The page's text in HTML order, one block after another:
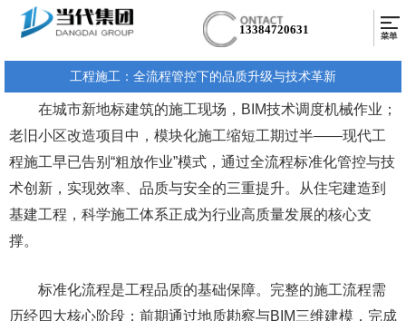
13384720631
工程施工：全流程管控下的品质升级与技术革新
在城市新地标建筑的施工现场，BIM技术调度机械作业；
老旧小区改造项目中，模块化施工缩短工期过半——现代工
程施工早已告别“粗放作业”模式，通过全流程标准化管控与技
术创新，实现效率、品质与安全的三重提升。从住宅建造到
基建工程，科学施工体系正成为行业高质量发展的核心支
撑。
标准化流程是工程品质的基础保障。完整的施工流程需
历经四大核心阶段：前期通过地质勘察与BIM三维建模，完成